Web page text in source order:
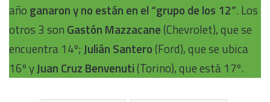
año ganaron y no están en el “grupo de los 12”. Los
otros 3 son Gastón Mazzacane(Chevrolet), que se
encuentra 14º; Julián Santero(Ford), que se ubica
16º yJuan Cruz Benvenuti(Torino), que está 17º.